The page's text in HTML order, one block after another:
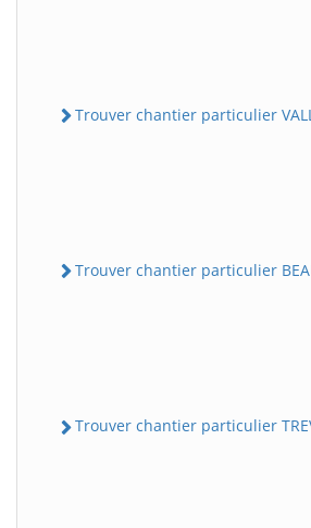
Trouver chantier particulier
Trouver chantier particulier
Trouver chantier particulier